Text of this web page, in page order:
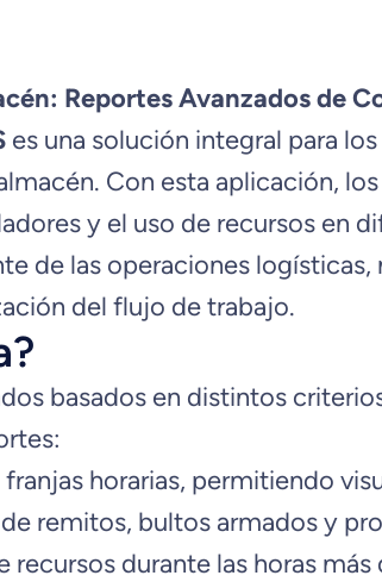
Reportes Avanzados de
es una solución integral para
Con esta aplicación,
y el uso de recursos en
de las operaciones
del flujo de trabajo.
basados en distintos
horarias, permitiendo
remitos, bultos armados y
durante las horas más